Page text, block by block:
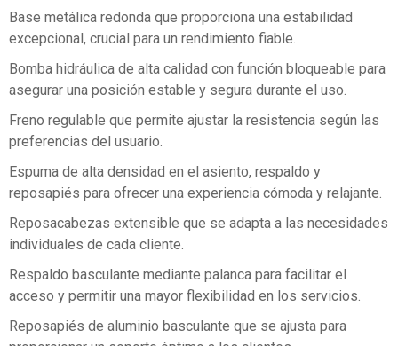
Base metálica redonda que proporciona una estabilidad
excepcional, crucial para un rendimiento fiable.
Bomba hidráulica de alta calidad con función bloqueable para
asegurar una posición estable y segura durante el uso.
Freno regulable que permite ajustar la resistencia según las
preferencias del usuario.
Espuma de alta densidad en el asiento, respaldo y
reposapiés para ofrecer una experiencia cómoda y relajante.
Reposacabezas extensible que se adapta a las necesidades
individuales de cada cliente.
Respaldo basculante mediante palanca para facilitar el
acceso y permitir una mayor flexibilidad en los servicios.
Reposapiés de aluminio basculante que se ajusta para